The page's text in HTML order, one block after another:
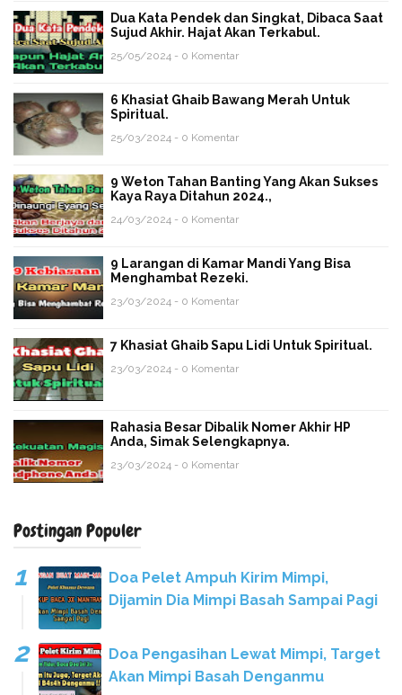
Dua Kata Pendek dan Singkat, Dibaca Saat
Sujud Akhir. Hajat Akan Terkabul.
25/05/2024 - 0 Komentar
6 Khasiat Ghaib Bawang Merah Untuk
Spiritual.
25/03/2024 - 0 Komentar
9 Weton Tahan Banting Yang Akan Sukses
Kaya Raya Ditahun 2024.,
24/03/2024 - 0 Komentar
9 Larangan di Kamar Mandi Yang Bisa
Menghambat Rezeki.
23/03/2024 - 0 Komentar
7 Khasiat Ghaib Sapu Lidi Untuk Spiritual.
23/03/2024 - 0 Komentar
Rahasia Besar Dibalik Nomer Akhir HP
Anda, Simak Selengkapnya.
23/03/2024 - 0 Komentar
Postingan Populer
Doa Pelet Ampuh Kirim Mimpi,
Dijamin Dia Mimpi Basah Sampai Pagi
Doa Pengasihan Lewat Mimpi, Target
Akan Mimpi Basah Denganmu